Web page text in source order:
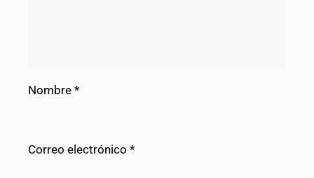
Nombre *
Correo electrónico *